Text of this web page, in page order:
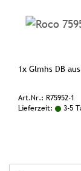
1x Glmhs DB
Art.Nr.: R75952-1
Lieferzeit:
3-5